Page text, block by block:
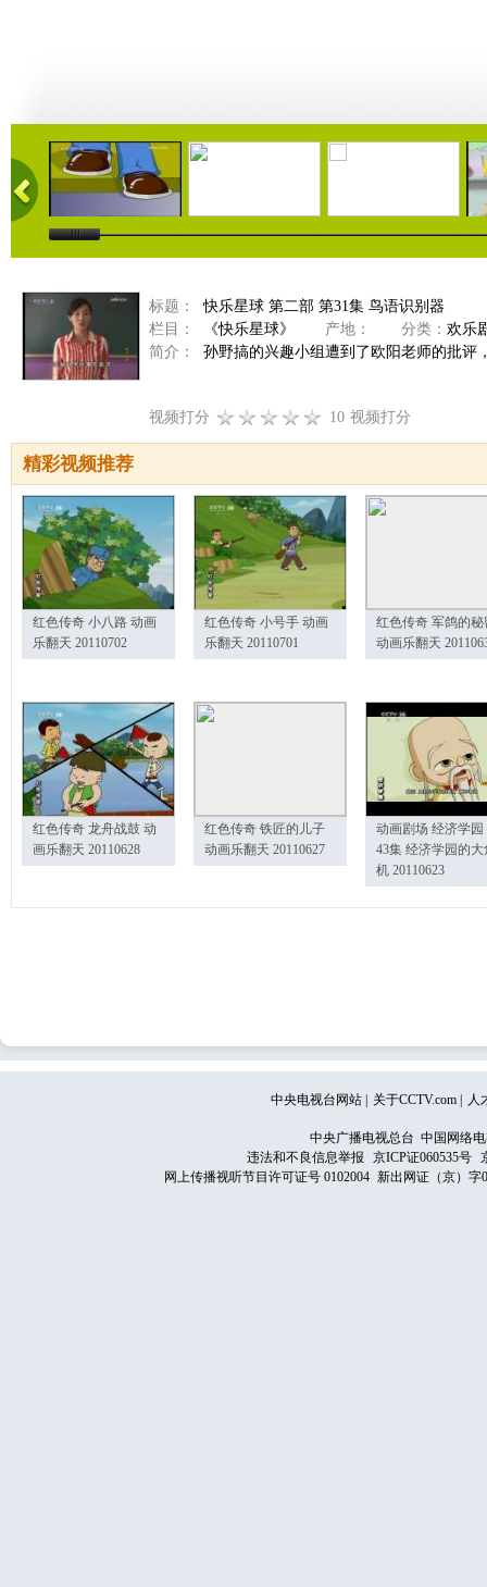
47:54 00:00 00:00
标题：
快乐星球 第二部 第31集 鸟语识别器
栏目：
《快乐星球》 产地： 分类： 欢乐
简介：
孙野搞的兴趣小组遭到了欧阳老师的批评
视频打分 10 视频打分
精彩视频推荐
红色传奇 小八路 动画
乐翻天 20110702
红色传奇 小号手 动画
乐翻天 20110701
红色传奇 军鸽的秘
动画乐翻天
红色传奇 龙舟战鼓 动
画乐翻天 20110628
红色传奇 铁匠的儿子
动画乐翻天 20110627
动画剧场 经济学园
43集 经济学园的大
机 20110623
中央电视台网站 关于CCTV.com 人
中央广播电视总台 中国网络
违法和不良信息举报
京ICP证060535号
网上传播视听节目许可证号 0102004 新出网证（京）